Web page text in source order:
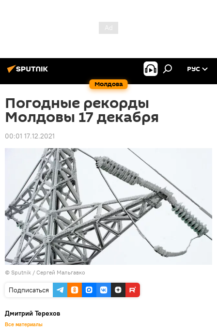
Молдова
РУС
Погодные рекорды
Молдовы 17 декабря
00:01 17.12.2021
© Sputnik / Сергей Мальгавко
Подписаться
Дмитрий Терехов
Все материалы